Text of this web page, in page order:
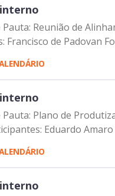
Pauta: Reunião de
Francisco de Padovan
Alberto Campos
de
Pauta: Plano de
e Inovação da
de Padovan Forbes
Maurício...